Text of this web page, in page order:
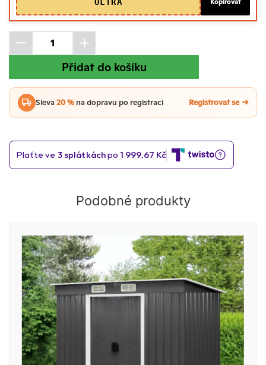
ULTRA
Kopírovat
Přidat do košíku
Sleva20 %na dopravu po registraci Registrovat se
Podobné produkty